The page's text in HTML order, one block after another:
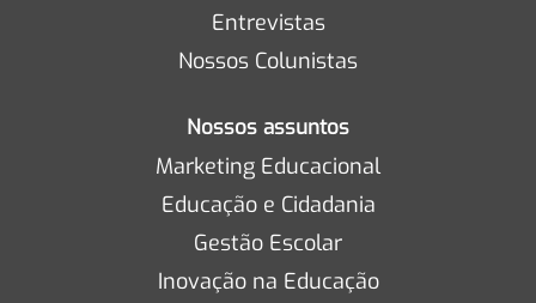
Entrevistas
Nossos Colunistas
Nossos assuntos
Marketing Educacional
Educação e Cidadania
Gestão Escolar
Inovação na Educação